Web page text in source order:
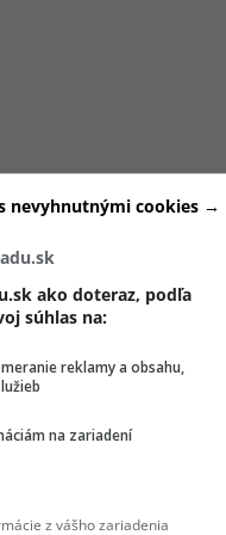
Nenechaj sa odradiť
dovedie k
ako
ako doteraz, podľa
súhlas na:
reklamy a obsahu,
na zariadení
z vášho zariadenia
nevyhnutnými cookies →